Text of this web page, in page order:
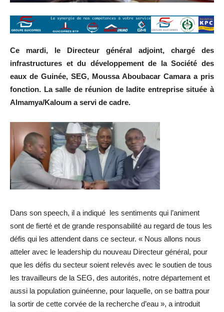
Ce mardi, le Directeur général adjoint, chargé des
infrastructures et du développement de la Société des
eaux de Guinée, SEG, Moussa Aboubacar Camara a pris
fonction. La salle de réunion de ladite entreprise située à
Almamya/Kaloum a servi de cadre.
Dans son speech, il a indiqué les sentiments qui l’animent
sont de fierté et de grande responsabilité au regard de tous les
défis qui les attendent dans ce secteur. « Nous allons nous
atteler avec le leadership du nouveau Directeur général, pour
que les défis du secteur soient relevés avec le soutien de tous
les travailleurs de la SEG, des autorités, notre département et
aussi la population guinéenne, pour laquelle, on se battra pour
la sortir de cette corvée de la recherche d’eau », a introduit